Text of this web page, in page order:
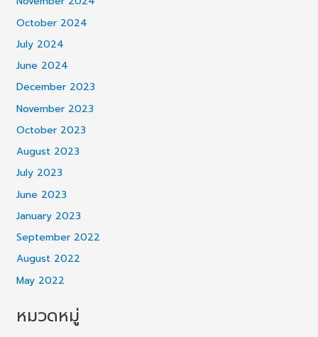
October 2024
July 2024
June 2024
December 2023
November 2023
October 2023
August 2023
July 2023
June 2023
January 2023
September 2022
August 2022
May 2022
หมวดหมู่